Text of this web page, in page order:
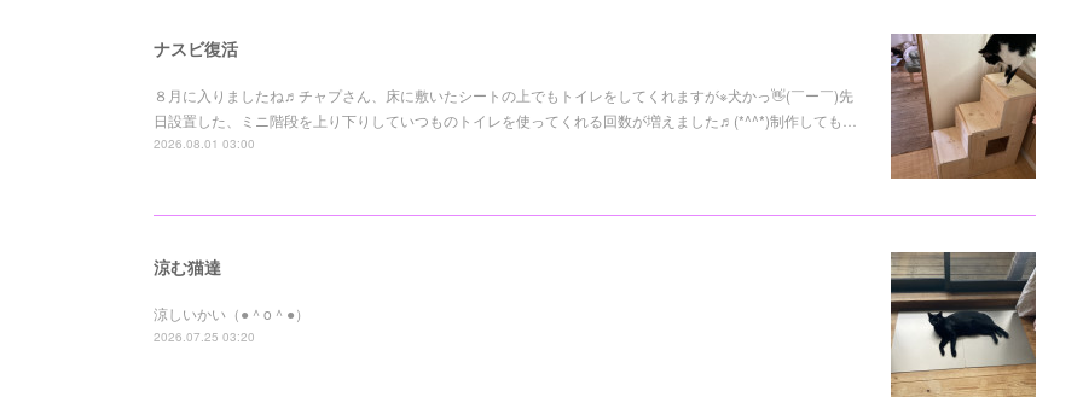
ナスビ復活
８月に入りましたね♬チャプさん、床に敷いたシートの上でもトイレをしてくれますが※犬かっ👋(￣ー￣)先
日設置した、ミニ階段を上り下りしていつものトイレを使ってくれる回数が増えました♬(*^^*)制作しても…
2026.08.01 03:00
涼む猫達
涼しいかい（●＾o＾●）
2026.07.25 03:20